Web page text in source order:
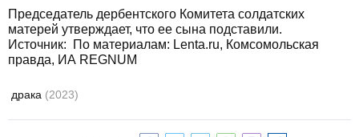
Председатель дербентского Комитета солдатских
матерей утверждает, что ее сына подставили.
Источник: По материалам: Lenta.ru, Комсомольская
правда, ИА REGNUM
драка (2023)